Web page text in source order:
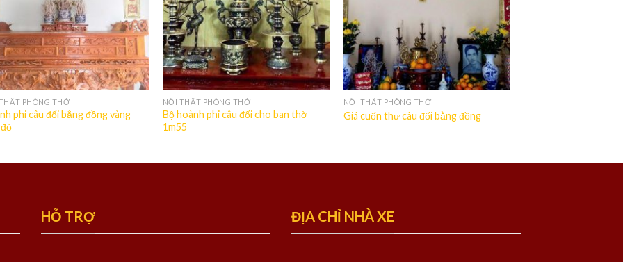
PHÒNG THỜ
phi câu đối bằng đồng vàng
NỘI THẤT PHÒNG THỜ
Bộ hoành phi câu đối cho ban thờ
1m55
NỘI THẤT PHÒNG THỜ
Giá cuốn thư câu đối bằng đồng
HỖ TRỢ ĐỊA CHỈ NHÀ XE